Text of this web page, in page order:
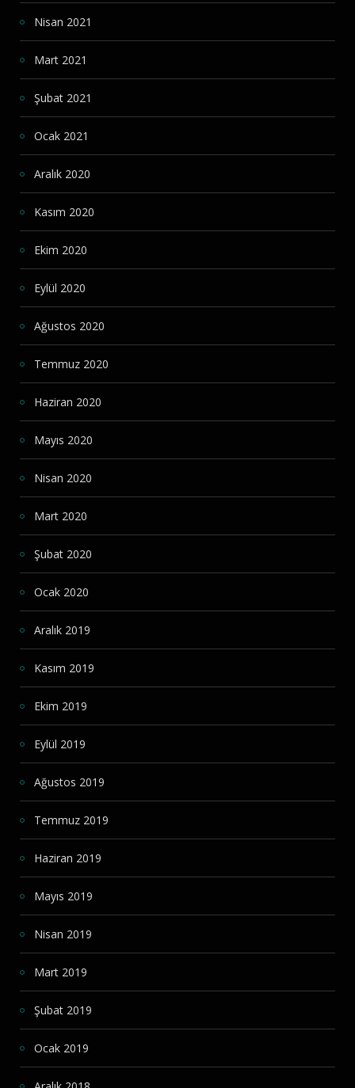
Nisan 2021
Mart 2021
Şubat 2021
Ocak 2021
Aralık 2020
Kasım 2020
Ekim 2020
Eylül 2020
Ağustos 2020
Temmuz 2020
Haziran 2020
Mayıs 2020
Nisan 2020
Mart 2020
Şubat 2020
Ocak 2020
Aralık 2019
Kasım 2019
Ekim 2019
Eylül 2019
Ağustos 2019
Temmuz 2019
Haziran 2019
Mayıs 2019
Nisan 2019
Mart 2019
Şubat 2019
Ocak 2019